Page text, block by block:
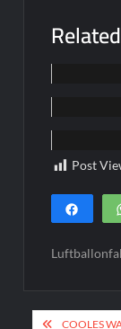
Post
SHARES
COOLES